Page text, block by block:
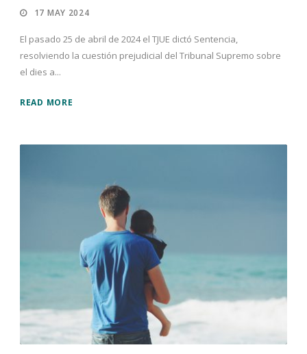
17 MAY 2024
El pasado 25 de abril de 2024 el TJUE dictó Sentencia,
resolviendo la cuestión prejudicial del Tribunal Supremo sobre
el dies a...
READ MORE